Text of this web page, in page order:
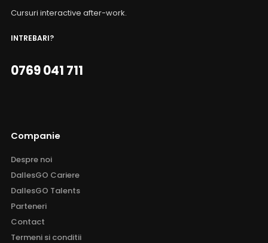
Cursuri interactive after-work.
INTREBARI?
0769 041 711
Companie
Despre noi
DallesGO Cariere
DallesGO Talents
Parteneri
Contact
Termeni si conditii